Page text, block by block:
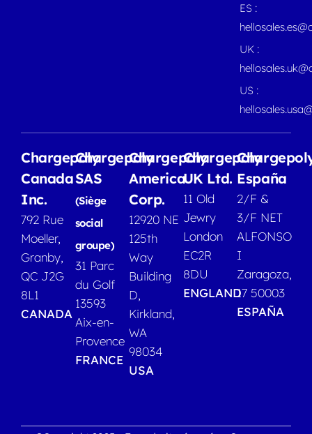
ES :
UK :
US :
Chargepoly
Canada
Inc.
792 Rue
Moeller,
Granby,
QC J2G
8L1
CANADA
Chargepoly
SAS
(Siège
social
groupe)
31 Parc
du Golf
13593
Aix-en-
Provence
FRANCE
Chargepoly
America
Corp.
12920 NE
125th
Way
Building
D,
Kirkland,
WA
98034
USA
Chargepoly
UK Ltd.
11 Old
Jewry
London
EC2R
8DU
ENGLAND
España
2/F &
3/F NET
ALFONSO
I
Zaragoza,
17 50003
ESPAÑA